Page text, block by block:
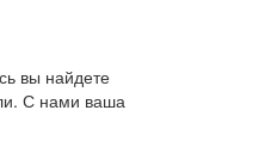
вы найдете
С нами ваша